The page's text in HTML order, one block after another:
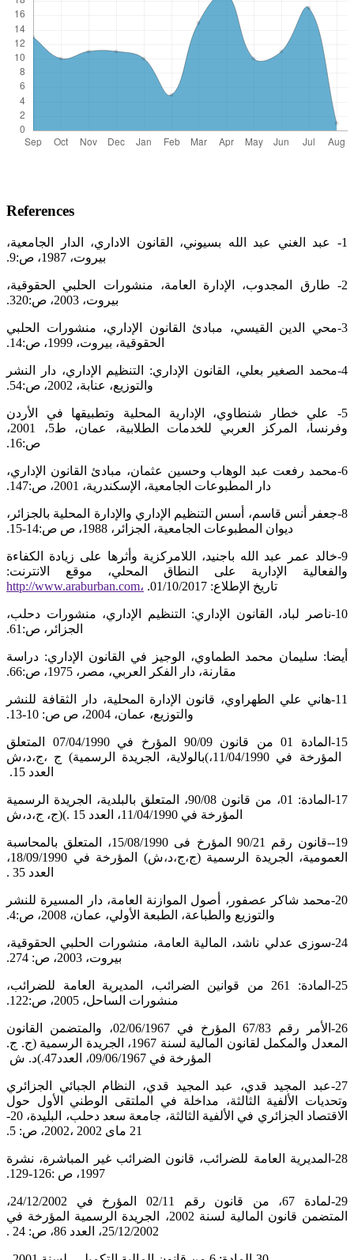
References
‏1- عبد الغني عبد الله بسيوني، القانون الاداري، الدار الجامعية،
بيروت، 1987، ص:9.‏
‏2- طارق المجدوب، الإدارة العامة، منشورات الحلبي الحقوقية،
بيروت، 2003، ص:320.‏
‏3-محي الدين القيسي، مبادئ القانون الإداري، منشورات الحلبي
الحقوقية، بيروت، 1999، ص:14.‏
‏4-محمد الصغير بعلي، القانون الإداري: التنظيم الإداري، دار النشر
والتوزيع، عنابة، 2002، ص:54.‏
‏5- علي خطار شنطاوي، الإدارية المحلية وتطبيقها في الأردن
وفرنسا، المركز العربي للخدمات الطلابية، عمان، ط5، 2001،
‏ص:16.‏
‏6-محمد رفعت عبد الوهاب وحسين عثمان، مبادئ القانون الإداري،
دار المطبوعات الجامعية، الإسكندرية، 2001، ص:147.‏
‏8-جعفر أنس قاسم، أسس التنظيم الإداري والإدارة المحلية بالجزائر،
ديوان المطبوعات الجامعية، الجزائر، 1988، ص ص:14-15.‏
‏9-خالد عمر عبد الله باجنيد، اللامركزية وأثرها على زيادة الكفاءة
والفعالية الإدارية على النطاق المحلي، موقع الانترنت:
http://www.araburban.com، تاريخ الإطلاع: 01/10/2017.‏
‏10-ناصر لباد، القانون الإداري: التنظيم الإداري، منشورات دحلب،
الجزائر، ص:61.‏
أيضا: سليمان محمد الطماوي، الوجيز في القانون الإداري: دراسة
مقارنة، دار الفكر العربي، مصر، 1975، ص:66.‏
‏11-هاني علي الطهراوي، قانون الإدارة المحلية، دار الثقافة للنشر
والتوزيع، عمان، 2004، ص ص: 10-13.‏
‏15-المادة 01 من قانون 90/09 المؤرخ في 07/04/1990 المتعلق
بالولاية، الجريدة الرسمية) ج ،ج،د،ش‎(‎‏ المؤرخة في ‏‏11/04/1990،
العدد 15. ‏
‏17-المادة: 01، من قانون 90/08، المتعلق بالبلدية، الجريدة الرسمية
(ج، ج،د،ش‎(‎‏ المؤرخة في 11/04/1990، العدد 15 .‏
‏19--قانون رقم 90/21 المؤرخ فى 15/08/1990، المتعلق بالمحاسبة
العمومية، الجريدة الرسمية (ج،ج،د،ش) المؤرخة في ‏‏18/09/1990،
العدد 35 .‏
‏20-محمد شاكر عصفور، أصول الموازنة العامة، دار المسيرة للنشر
والتوزيع والطباعة، الطبعة الأولي، عمان، 2008، ص:4.‏
‏24-سوزى عدلي ناشد، المالية العامة، منشورات الحلبي الحقوقية،
بيروت، 2003، ص: 274.‏
‏25-المادة: 261 من قوانين الضرائب، المديرية العامة للضرائب،
منشورات الساحل، 2005، ص:122.‏
‏26-الأمر رقم 67/83 المؤرخ في 02/06/1967، والمتضمن القانون
المعدل والمكمل لقانون المالية لسنة 1967، الجريدة الرسمية (ج. ‏ج.
د. ش ‏‎(‎المؤرخة في 09/06/1967، العدد47.‏
‏27-عبد المجيد قدي، عبد المجيد قدي، النظام الجبائي الجزائري
وتحديات الألفية الثالثة، مداخلة في الملتقى الوطني الأول حول
الاقتصاد ‏الجزائري في الألفية الثالثة، جامعة سعد دحلب، البليدة، 20-
21 ماى 2002 ،2002، ص: 5.‏
‏28-المديرية العامة للضرائب، قانون الضرائب غير المباشرة، نشرة
1997، ص :126-129.‏
‏29-لمادة 67، من قانون رقم 02/11 المؤرخ في 24/12/2002،
المتضمن قانون المالية لسنة 2002، الجريدة الرسمية المؤرخة في